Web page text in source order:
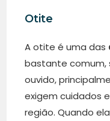
Otite
A otite é uma das
bastante comum,
ouvido,
exigem cuidados
região. Quando